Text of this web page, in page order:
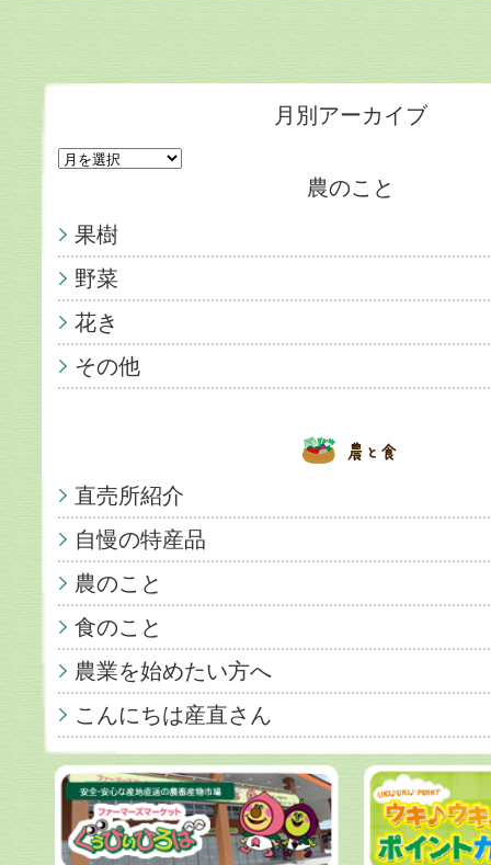
月別アーカイブ
農のこと
果樹
野菜
花き
その他
直売所紹介
自慢の特産品
農のこと
食のこと
農業を始めたい方へ
こんにちは産直さん